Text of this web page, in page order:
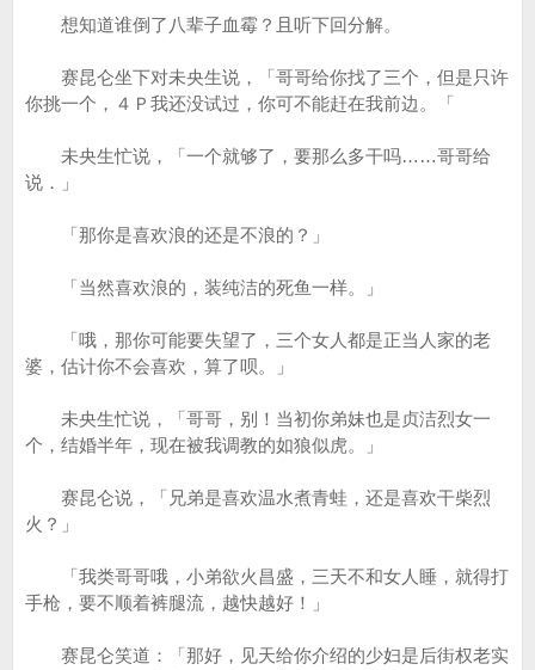
想知道谁倒了八辈子血霉？且听下回分解。
赛昆仑坐下对未央生说，「哥哥给你找了三个，但是只许
你挑一个，４Ｐ我还没试过，你可不能赶在我前边。「
未央生忙说，「一个就够了，要那么多干吗……哥哥给
说．」
「那你是喜欢浪的还是不浪的？」
「当然喜欢浪的，装纯洁的死鱼一样。」
「哦，那你可能要失望了，三个女人都是正当人家的老
婆，估计你不会喜欢，算了呗。」
未央生忙说，「哥哥，别！当初你弟妹也是贞洁烈女一
个，结婚半年，现在被我调教的如狼似虎。」
赛昆仑说，「兄弟是喜欢温水煮青蛙，还是喜欢干柴烈
火？」
「我类哥哥哦，小弟欲火昌盛，三天不和女人睡，就得打
手枪，要不顺着裤腿流，越快越好！」
赛昆仑笑道：「那好，见天给你介绍的少妇是后街权老实